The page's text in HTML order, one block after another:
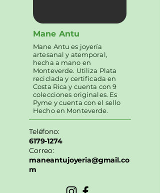
Mane Antu
Mane Antu es joyería
artesanal y atemporal,
hecha a mano en
Monteverde. Utiliza Plata
reciclada y certificada en
Costa Rica y cuenta con 9
colecciones originales. Es
Pyme y cuenta con el sello
Hecho en Monteverde.
Teléfono:
6179-1274
Correo:
maneantujoyeria@gmail.co
m